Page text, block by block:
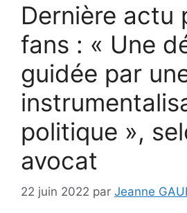
Dernière actu
fans : « Une
guidée par
politique »,
avocat
22 juin 2022 par Jeanne